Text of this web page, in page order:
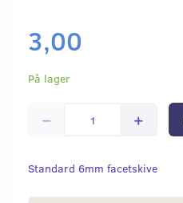
3,00
På lager
Standard 6mm facetskive